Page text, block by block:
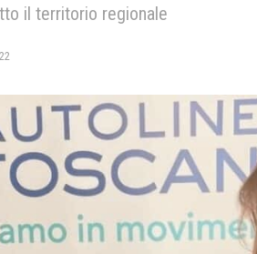
il territorio regionale